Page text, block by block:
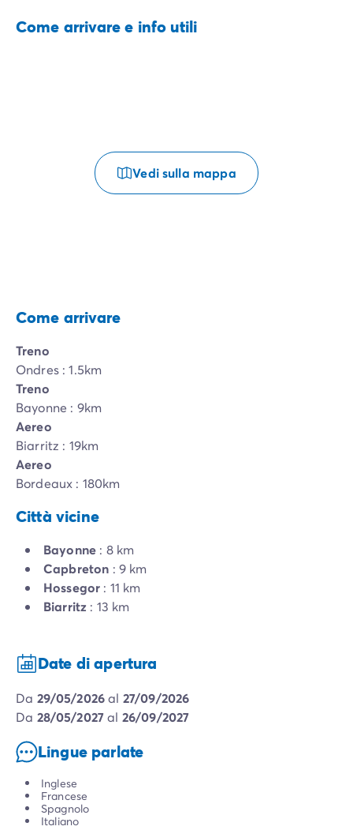
Come arrivare e info utili
Vedi sulla mappa
Come arrivare
Treno
Ondres : 1.5km
Treno
Bayonne : 9km
Aereo
Biarritz : 19km
Aereo
Bordeaux : 180km
Città vicine
Bayonne : 8 km
Capbreton : 9 km
Hossegor : 11 km
Biarritz : 13 km
Date di apertura
da 29/05/2026al 27/09/2026
da 28/05/2027al 26/09/2027
Lingue parlate
Inglese
Francese
Spagnolo
Italiano